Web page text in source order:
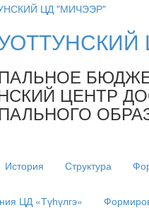
ЦЕНТР
История Структура
ЦД «Түһүлгэ»